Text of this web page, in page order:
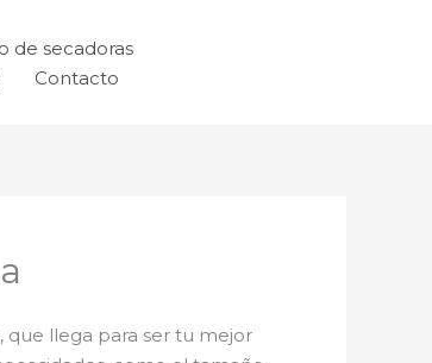
de secadoras
Contacto
, que llega para ser tu mejor